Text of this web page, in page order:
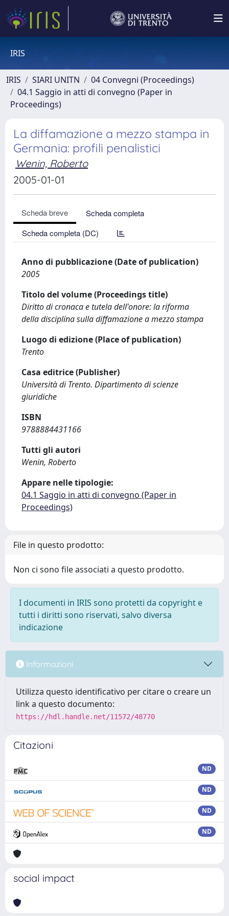
IRIS
IRIS SIARI UNITN
04 Convegni (Proceedings)
04.1 Saggio in atti di convegno (Paper in
Proceedings)
La diffamazione a mezzo stampa in
Germania: profili penalistici
Wenin, Roberto
2005-01-01
Scheda breve
Scheda completa
Scheda completa (DC)
Anno di pubblicazione (Date of publication)
2005
Titolo del volume (Proceedings title)
Diritto di cronaca e tutela dell'onore: la riforma
della disciplina sulla diffamazione a mezzo stampa
Luogo di edizione (Place of publication)
Trento
Casa editrice (Publisher)
Università di Trento. Dipartimento di scienze
giuridiche
ISBN
9788884431166
Tutti gli autori
Wenin, Roberto
Appare nelle tipologie:
04.1 Saggio in atti di convegno (Paper in
Proceedings)
File in questo prodotto:
Non ci sono file associati a questo prodotto.
I documenti in IRIS sono protetti da copyright e
tutti i diritti sono riservati, salvo diversa
indicazione
Informazioni
Utilizza questo identificativo per citare o creare un
link a questo documento:
https://hdl.handle.net/11572/48770
Citazioni
ND
ND
ND
ND
social impact